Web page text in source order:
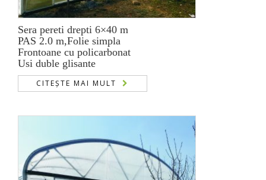
Sera pereti drepti 6×40 m
PAS 2.0 m,Folie simpla
Frontoane cu policarbonat
Usi duble glisante
CITEȘTE MAI MULT